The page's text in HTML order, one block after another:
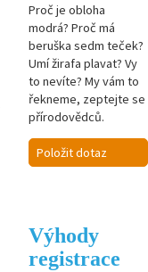
Proč je obloha
modrá? Proč má
beruška sedm teček?
Umí žirafa plavat? Vy
to nevíte? My vám to
řekneme, zeptejte se
přírodovědců.
Položit dotaz
Výhody
registrace